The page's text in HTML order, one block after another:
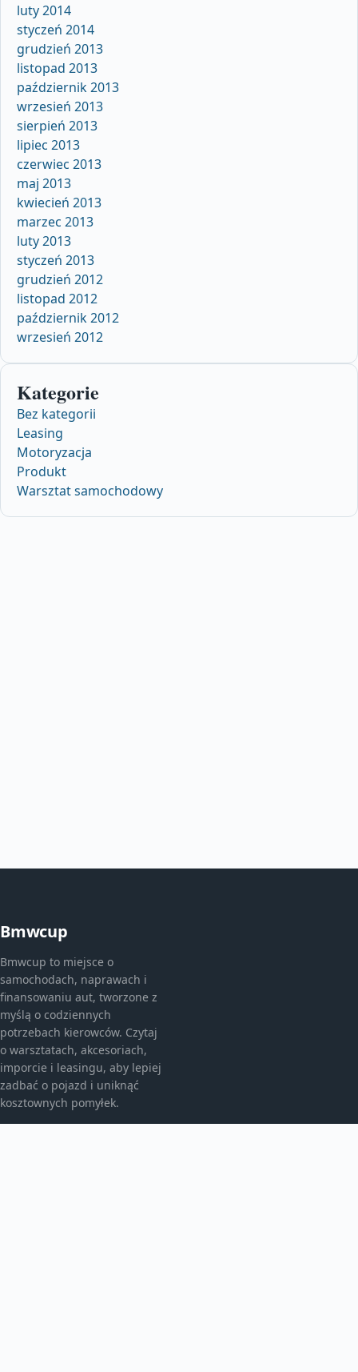
luty 2014
styczeń 2014
grudzień 2013
listopad 2013
październik 2013
wrzesień 2013
sierpień 2013
lipiec 2013
czerwiec 2013
maj 2013
kwiecień 2013
marzec 2013
luty 2013
styczeń 2013
grudzień 2012
listopad 2012
październik 2012
wrzesień 2012
Kategorie
Bez kategorii
Leasing
Motoryzacja
Produkt
Warsztat samochodowy
Bmwcup
Bmwcup to miejsce o
samochodach, naprawach i
finansowaniu aut, tworzone z
myślą o codziennych
potrzebach kierowców. Czytaj
o warsztatach, akcesoriach,
imporcie i leasingu, aby lepiej
zadbać o pojazd i uniknąć
kosztownych pomyłek.